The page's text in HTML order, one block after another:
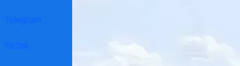
Telegram
TikTok